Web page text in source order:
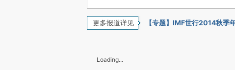
更多报道详见 【专题】IMF世行2014秋季
Loading...